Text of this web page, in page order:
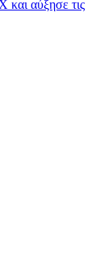
και αύξησε τις